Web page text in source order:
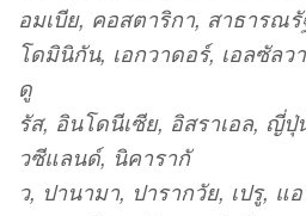
อมเบีย, คอสตาริกา, สาธารณรั
โดมินิกัน, เอกวาดอร์, เอลซัล
ดู
รัส, อินโดนีเซีย, อิสราเอล, ญี่ปุ่
วซีแลนด์, นิคารากั
ว, ปานามา, ปารากวัย, เปรู, แ